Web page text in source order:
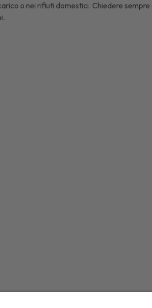
o nei rifiuti domestici. Chiedere